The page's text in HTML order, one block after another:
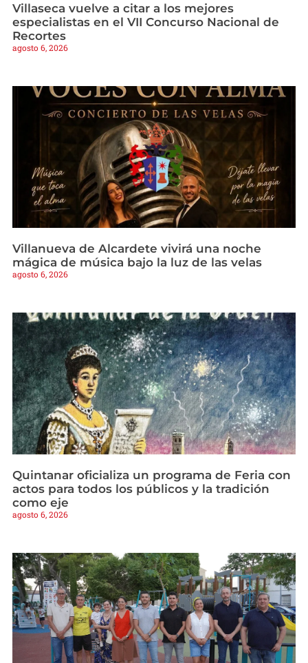
Villaseca vuelve a citar a los mejores
especialistas en el VII Concurso Nacional de
Recortes
agosto 6, 2026
Villanueva de Alcardete vivirá una noche
mágica de música bajo la luz de las velas
agosto 6, 2026
Quintanar oficializa un programa de Feria con
actos para todos los públicos y la tradición
como eje
agosto 6, 2026